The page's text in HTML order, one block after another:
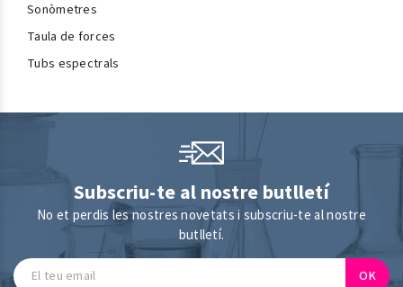
Sonòmetres
Taula de forces
Tubs espectrals
Subscriu-te al nostre butlletí
No et perdis les nostres novetats i subscriu-te al nostre
butlletí.